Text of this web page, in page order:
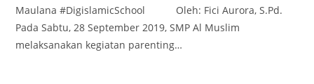
Maulana #DigislamicSchool Oleh: Fici Aurora, S.Pd.
Pada Sabtu, 28 September 2019, SMP Al Muslim
melaksanakan kegiatan parenting…